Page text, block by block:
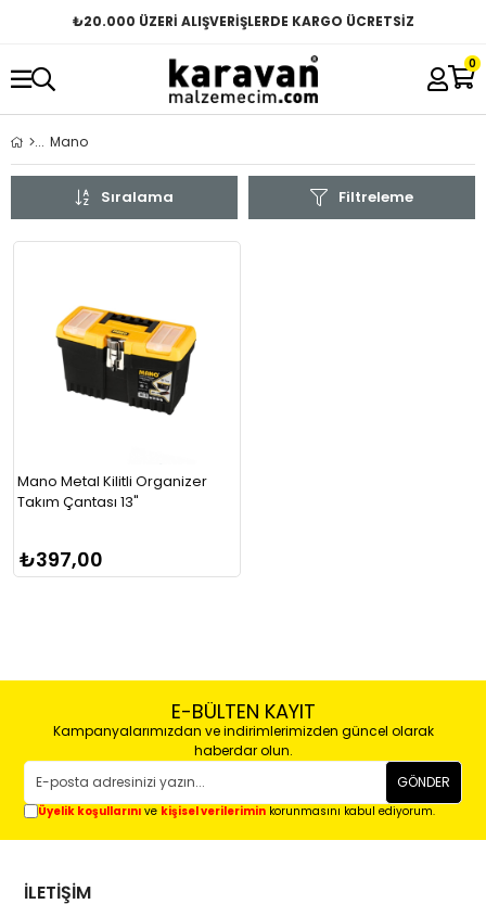
₺20.000 ÜZERİ ALIŞVERİŞLERDE KARGO ÜCRETSİZ
0
Mano
Filtreleme
Sıralama
Mano Metal Kilitli Organizer
Takım Çantası 13"
₺397,00
E-BÜLTEN KAYIT
Kampanyalarımızdan ve indirimlerimizden güncel olarak
haberdar olun.
GÖNDER
Üyelik koşullarını ve kişisel verilerimin korunmasını kabul ediyorum.
İLETİŞİM